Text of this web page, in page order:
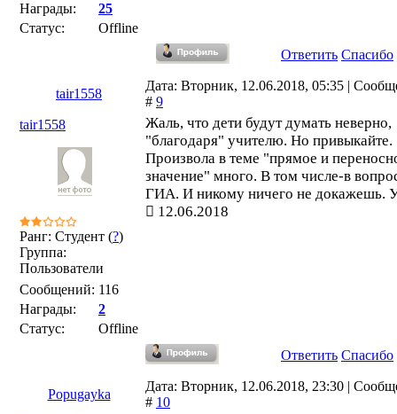
Награды:
25
Статус:
Offline
Ответить Спасибо
tair1558
Дата: Вторник, 12.06.2018, 05:35 |
# 9
tair1558
Ранг: Студент (?)
Группа:
Пользователи
Сообщений: 116
Награды:
2
Статус:
Offline
Жаль, что дети будут думать неверно,
"благодаря" учителю. Но привыкайте.
Произвола в теме "прямое и
значение" много. В том числе-в
ГИА. И никому ничего не докажешь.
12.06.2018
Ответить Спасибо
Popugayka
Дата: Вторник, 12.06.2018, 23:30 |
# 10